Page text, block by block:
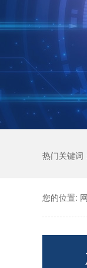
热门关键词
您的位置: